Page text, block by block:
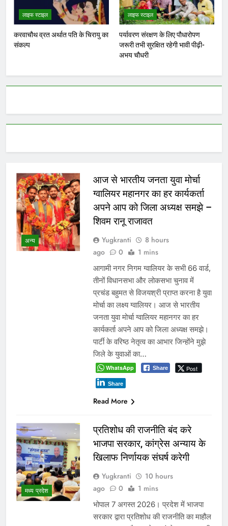
लाइफ स्टाइल
करवाचौथ व्रत अर्थात पति के चिरायु का
संकल्प
लाइफ स्टाइल
पर्यावरण संरक्षण के लिए पौधारोपण
जरूरी तभी सुरक्षित रहेगी भावी पीढ़ी-
अभय चौधरी
अन्य
आज से भारतीय जनता युवा मोर्चा
ग्वालियर महानगर का हर कार्यकर्ता
अपने आप को जिला अध्यक्ष समझे –
शिवम रानू राजावत
Yugkranti
8 hours
ago
0 1 mins
आगामी नगर निगम ग्वालियर के सभी 66 वार्ड,
तीनों विधानसभा और लोकसभा चुनाव में
प्रचंड बहुमत से विजयश्री प्राप्त करना है युवा
मोर्चा का लक्ष्य ग्वालियर। आज से भारतीय
जनता युवा मोर्चा ग्वालियर महानगर का हर
कार्यकर्ता अपने आप को जिला अध्यक्ष समझे।
पार्टी के वरिष्ठ नेतृत्व का आभार जिन्होंने मुझे
जिले के युवाओं का…
WhatsApp Share Post
Share
Read More
मध्य प्रदेश
प्रतिशोध की राजनीति बंद करे
भाजपा सरकार, कांग्रेस अन्याय के
खिलाफ निर्णायक संघर्ष करेगी
Yugkranti
10 hours
ago
0 1 mins
भोपाल 7 अगस्त 2026। प्रदेश में भाजपा
सरकार द्वारा प्रतिशोध की राजनीति का माहौल